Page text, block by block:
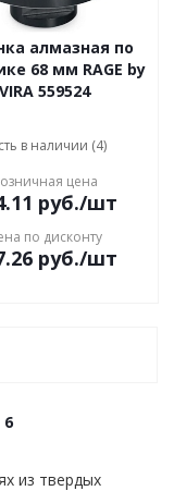
алмазная по
68 мм RAGE by
VIRA 559524
в наличии (4)
цена
руб./шт
по дисконту
руб./шт
6
из твердых